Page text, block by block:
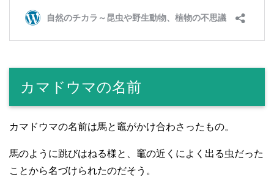
カマドウマの名前
カマドウマの名前は馬と竈がかけ合わさったもの。
馬のように跳びはねる様と、竈の近くによく出る虫だった
ことから名づけられたのだそう。